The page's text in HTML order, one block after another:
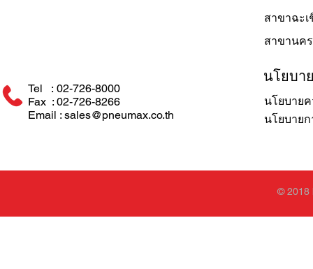
สาขาฉะเ
สาขานค
Tel : 02-726-8000
Fax : 02-726-8266
Email : sales@pneumax.co.th
นโยบา
นโยบาย
นโยบาย
© 2018